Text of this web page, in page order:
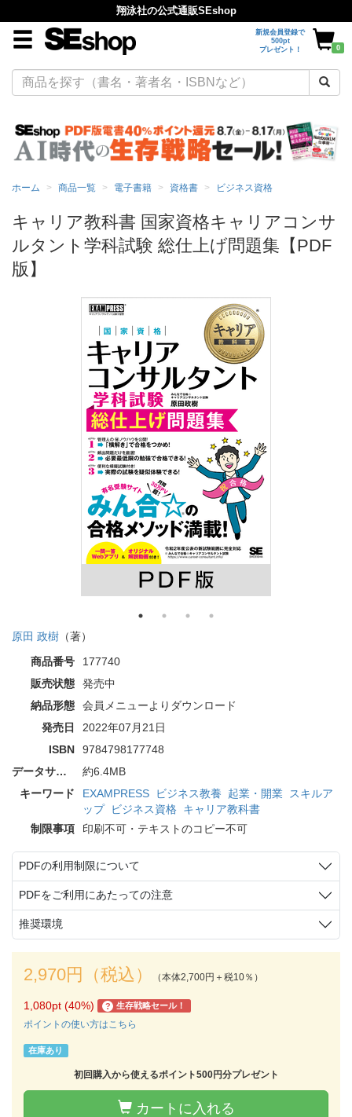
翔泳社の公式通販SEshop
新規会員登録で
500pt
プレゼント！
0
ホーム 商品一覧 電子書籍 資格書 ビジネス資格
キャリア教科書 国家資格キャリアコンサ
ルタント学科試験 総仕上げ問題集【PDF
版】
原田 政樹 （著）
商品番号
177740
販売状態
発売中
納品形態
会員メニューよりダウンロード
発売日
2022年07月21日
ISBN
9784798177748
データサイズ
約6.4MB
キーワード
EXAMPRESS ビジネス教養 起業・開業
スキルア
ップ
ビジネス資格 キャリア教科書
制限事項
印刷不可・テキストのコピー不可
PDFの利用制限について
PDFをご利用にあたっての注意
推奨環境
2,970円（税込） （本体2,700円＋税10％）
1,080pt (40%) ? 生存戦略セール！
ポイントの使い方はこちら
在庫あり
初回購入から使えるポイント500円分プレゼント
カートに入れる